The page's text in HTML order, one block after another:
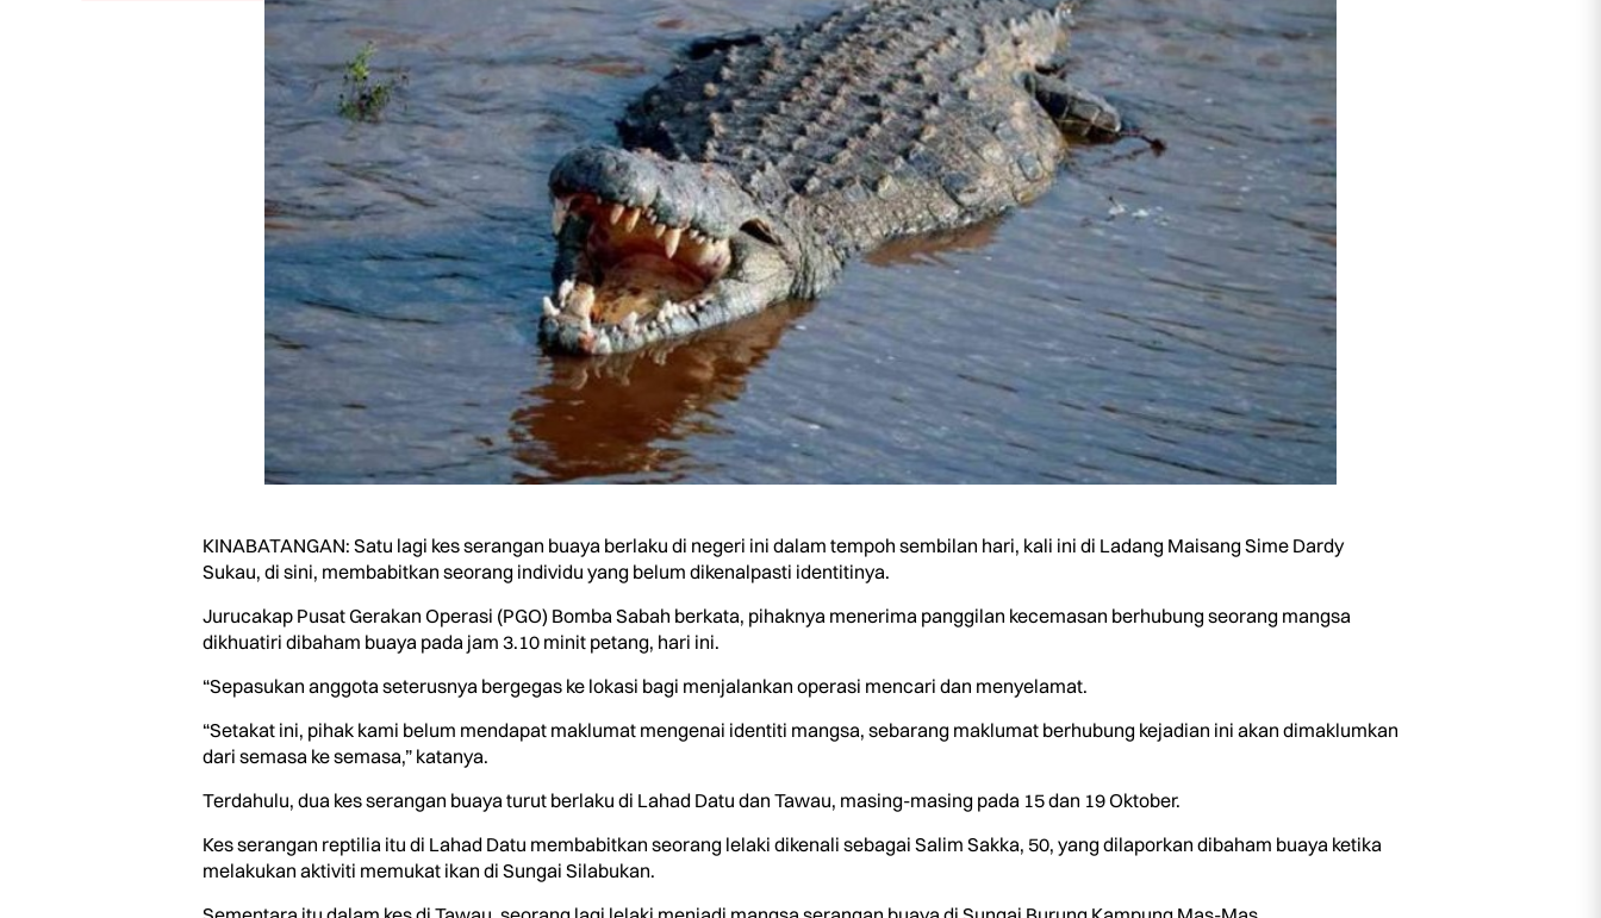
KINABATANGAN: Satu lagi kes serangan buaya berlaku di negeri ini dalam tempoh sembilan hari, kali ini di Ladang Maisang Sime Dardy
Sukau, di sini, membabitkan seorang individu yang belum dikenalpasti identitinya.
Jurucakap Pusat Gerakan Operasi (PGO) Bomba Sabah berkata, pihaknya menerima panggilan kecemasan berhubung seorang mangsa
dikhuatiri dibaham buaya pada jam 3.10 minit petang, hari ini.
“Sepasukan anggota seterusnya bergegas ke lokasi bagi menjalankan operasi mencari dan menyelamat.
“Setakat ini, pihak kami belum mendapat maklumat mengenai identiti mangsa, sebarang maklumat berhubung kejadian ini akan dimaklumkan
dari semasa ke semasa,” katanya.
Terdahulu, dua kes serangan buaya turut berlaku di Lahad Datu dan Tawau, masing-masing pada 15 dan 19 Oktober.
Kes serangan reptilia itu di Lahad Datu membabitkan seorang lelaki dikenali sebagai Salim Sakka, 50, yang dilaporkan dibaham buaya ketika
melakukan aktiviti memukat ikan di Sungai Silabukan.